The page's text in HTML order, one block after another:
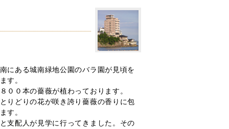
にある城南緑地公園のバラ園が見頃を
す。
００本の薔薇が植わっております。
りどりの花が咲き誇り薔薇の香りに包
す。
支配人が見学に行ってきました。その